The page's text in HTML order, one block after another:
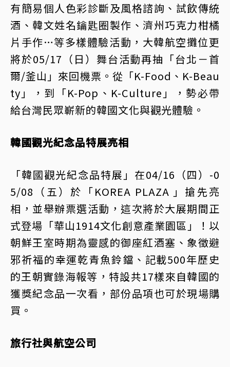
有簡易個人色彩診斷及風格諮詢、試飲傳統
酒、韓文姓名鑰匙圈製作、濟州巧克力柑橘
片手作…等多樣體驗活動，大韓航空攤位更
將於05/17（日）舞台活動再抽「台北－首
爾/釜山」來回機票。從「K-Food、K-Beau
ty」，到「K-Pop、K-Culture」，勢必帶
給台灣民眾嶄新的韓國文化與觀光體驗。
韓國觀光紀念品特展亮相
「韓國觀光紀念品特展」在04/16（四）-0
5/08（五）於「KOREA PLAZA 」搶先亮
相，並舉辦票選活動，這次將於大展期間正
式登場「華山1914文化創意產業園區」！以
朝鮮王室時期為靈感的御座紅酒塞、象徵避
邪祈福的幸運乾青魚鈴鐺、記載500年歷史
的王朝實錄海報等，特設共17樣來自韓國的
獲獎紀念品一次看，部份品項也可於現場購
買。
旅行社與航空公司